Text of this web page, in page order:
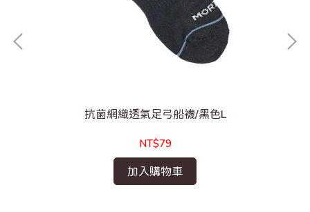
抗菌網織透氣足弓船襪/黑色L
NT$79
加入購物車